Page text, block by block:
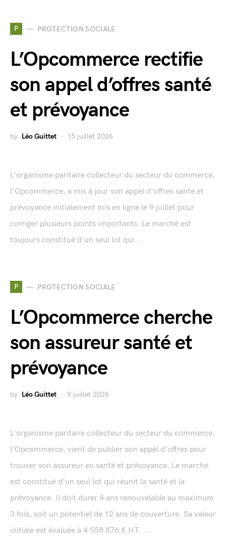
P PROTECTION SOCIALE
L’Opcommerce rectifie
son appel d’offres santé
et prévoyance
by Léo Guittet 15 juillet 2026
L'organisme paritaire collecteur du secteur du commerce,
l'Opcommerce, a mis à jour son appel d'offres santé et
prévoyance initialement mis en ligne le 9 juillet pour
corriger plusieurs points importants. Le marché est
toujours constitué d'un seul lot qui...
P PROTECTION SOCIALE
L’Opcommerce cherche
son assureur santé et
prévoyance
by Léo Guittet 9 juillet 2026
L'organisme paritaire collecteur du secteur du commerce,
l'Opcommerce, vient de publier son appel d'offres pour
trouver son assureur en santé et prévoyance. Le marché
est constitué d'un seul lot qui réunit la santé et la
prévoyance. Il doit durer 4 ans renouvelable au maximum
3 fois, soit un potentiel de 12 ans de couverture. Sa valeur
initiale est évaluée à 4 558 876 € HT. ...